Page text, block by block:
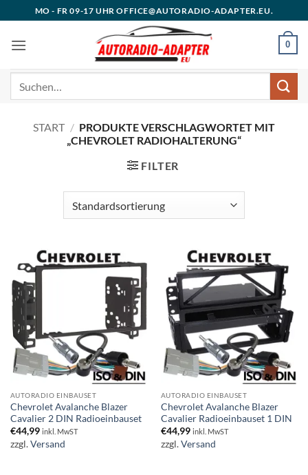
Inhalt
springen
MO - FR 09-17 UHR OFFICE@AUTORADIO-ADAPTER.EU.
0
START / PRODUKTE VERSCHLAGWORTET MIT
„CHEVROLET RADIOHALTERUNG“
FILTER
AUTORADIO EINBAUSET
Chevrolet Avalanche Blazer
Cavalier 2 DIN Radioeinbauset
€44,99 inkl. MwST
zzgl.Versand
AUTORADIO EINBAUSET
Chevrolet Avalanche Blazer
Cavalier Radioeinbauset 1 DIN
€44,99 inkl. MwST
zzgl.Versand